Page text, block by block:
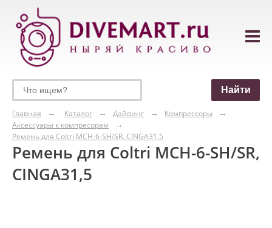
Главная Каталог Дайвинг
Компрессоры
Аксессуары к компресорам
Ремень для Coltri MCH-6-SH/SR, CINGA31,5
Ремень для Coltri MCH-6-SH/SR,
CINGA31,5